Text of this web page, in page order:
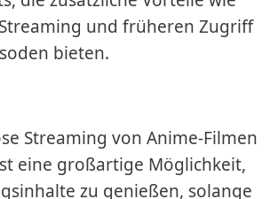
und früheren Zugriff
bieten.
Streaming von Anime-Filmen
eine großartige Möglichkeit,
zu genießen, solange